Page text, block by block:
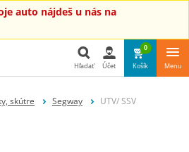
auto nájdeš u nás na
Hľadať
Hľadať Účet
0
Košík Menu
skútre Segway UTV/ SSV